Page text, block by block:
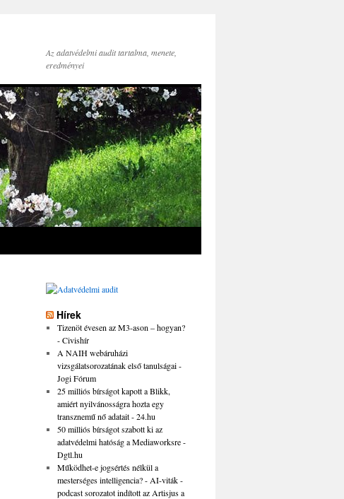
Az adatvédelmi audit tartalma, menete,
eredményei
Hírek
Tizenöt évesen az M3-ason – hogyan?
- Civishír
A NAIH webáruházi
vizsgálatsorozatának első tanulságai -
Jogi Fórum
25 milliós bírságot kapott a Blikk,
amiért nyilvánosságra hozta egy
transznemű nő adatait - 24.hu
50 milliós bírságot szabott ki az
adatvédelmi hatóság a Mediaworksre -
Dgtl.hu
Működhet-e jogsértés nélkül a
mesterséges intelligencia? - AI-viták -
podcast sorozatot indított az Artisjus a